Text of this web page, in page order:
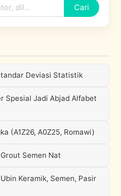
Cari
Deviasi Statistik
Spesial Jadi Abjad Alfabet
(A1Z26, A0Z25, Romawi)
Semen Nat
Keramik, Semen, Pasir